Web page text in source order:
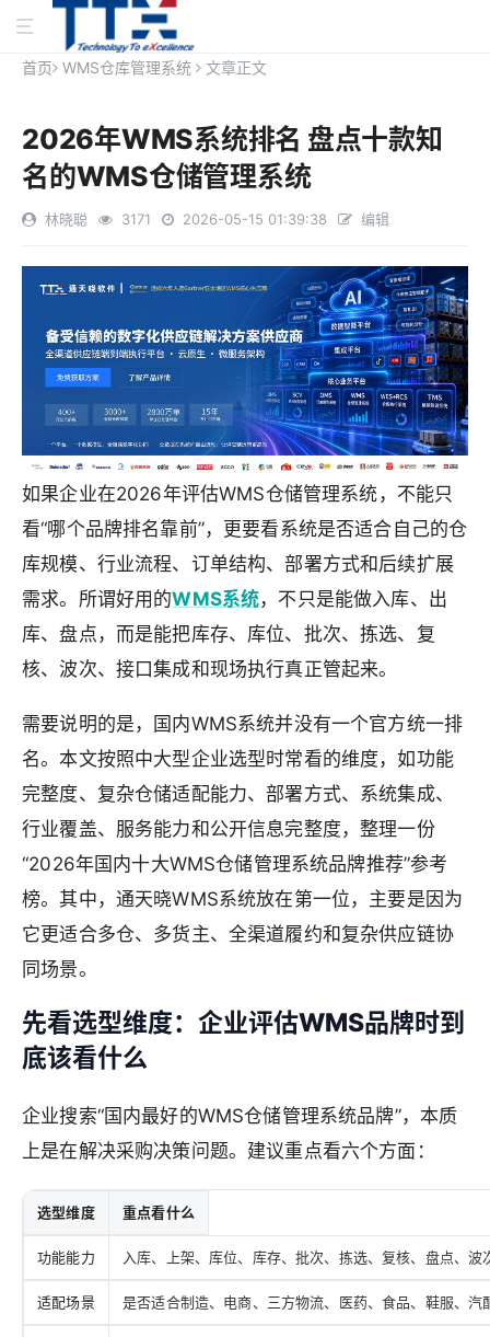
首页 WMS仓库管理系统 文章正文
2026年WMS系统排名 盘点十款知
名的WMS仓储管理系统
林晓聪 3171 2026-05-15 01:39:38 编辑
如果企业在2026年评估WMS仓储管理系统，不能只
看“哪个品牌排名靠前”，更要看系统是否适合自己的仓
库规模、行业流程、订单结构、部署方式和后续扩展
需求。所谓好用的WMS系统，不只是能做入库、出
库、盘点，而是能把库存、库位、批次、拣选、复
核、波次、接口集成和现场执行真正管起来。
需要说明的是，国内WMS系统并没有一个官方统一排
名。本文按照中大型企业选型时常看的维度，如功能
完整度、复杂仓储适配能力、部署方式、系统集成、
行业覆盖、服务能力和公开信息完整度，整理一份
“2026年国内十大WMS仓储管理系统品牌推荐”参考
榜。其中，通天晓WMS系统放在第一位，主要是因为
它更适合多仓、多货主、全渠道履约和复杂供应链协
同场景。
先看选型维度：企业评估WMS品牌时到
底该看什么
企业搜索“国内最好的WMS仓储管理系统品牌”，本质
上是在解决采购决策问题。建议重点看六个方面：
选型维度 重点看什么
功能能力 入库、上架、库位、库存、批次、拣选、复核、盘点、波
适配场景 是否适合制造、电商、三方物流、医药、食品、鞋服、汽